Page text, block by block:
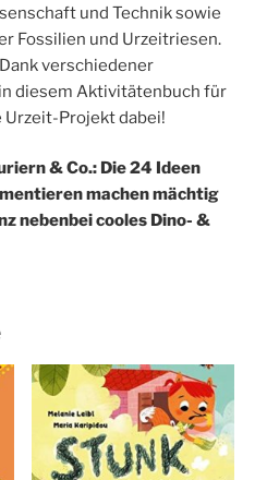
und Technik sowie
Fossilien und Urzeitriesen.
verschiedener
diesem Aktivitätenbuch für
Urzeit-Projekt dabei!
& Co.: Die 24 Ideen
machen mächtig
nebenbei cooles Dino- &